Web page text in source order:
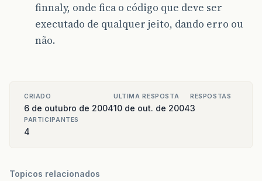
finnaly, onde fica o código que deve ser
executado de qualquer jeito, dando erro ou
não.
CRIADO
6 de outubro de 2004
ULTIMA RESPOSTA
10 de out. de 2004
RESPOSTAS
3
PARTICIPANTES
4
Topicos relacionados